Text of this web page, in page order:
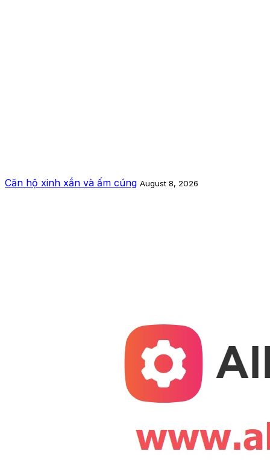
Căn hộ xinh xắn và ấm cúng August 8, 2026